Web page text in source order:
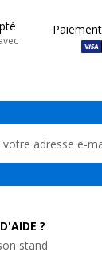
?
stand